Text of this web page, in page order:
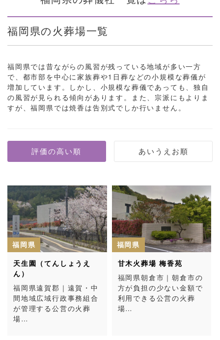
福岡県の火葬場一覧
福岡県では昔ながらの風習が残っている地域が多い一方
で、都市部を中心に家族葬や1日葬などの小規模な葬儀が
増加しています。しかし、小規模な葬儀であっても、独自
の風習が見られる傾向があります。また、宗派にもよりま
すが、福岡県では焼香は告別式でしか行いません。
福岡県
天生園（てんしょうえ
ん）
福岡県遠賀郡｜遠賀・中
間地域広域行政事務組合
が管理する公営の火葬
場…
福岡県
甘木火葬場 梅香苑
福岡県朝倉市｜朝倉市の
方が負担の少ない金額で
利用できる公営の火葬
場…